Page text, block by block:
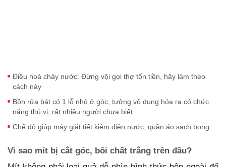
Điều hoà chảy nước: Đừng vội gọi thợ tốn tiền, hãy làm theo
cách này
Bồn rửa bát có 1 lỗ nhỏ ở góc, tưởng vô dụng hóa ra có chức
năng thú vị, rất nhiều người chưa biết
Chế độ giúp máy giặt tiết kiệm điện nước, quần áo sạch bong
Vì sao mít bị cắt góc, bôi chất trắng trên đầu?